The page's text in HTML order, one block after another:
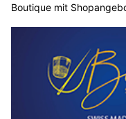
Boutique mit